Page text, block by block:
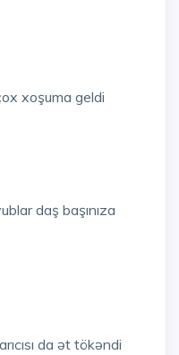
xoşuma geldi
daş başınıza
da ət tökəndi